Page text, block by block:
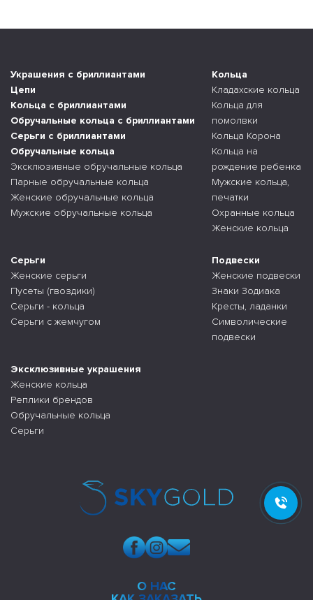
Украшения с бриллиантами
Цепи
Кольца с бриллиантами
Обручальные кольца с бриллиантами
Серьги с бриллиантами
Обручальные кольца
Эксклюзивные обручальные кольца
Парные обручальные кольца
Женские обручальные кольца
Мужские обручальные кольца
Кольца
Кладахские кольца
Кольца для
помолвки
Кольца Корона
Кольца на
рождение ребенка
Мужские кольца,
печатки
Охранные кольца
Женские кольца
Серьги
Женские серьги
Пусеты (гвоздики)
Серьги - кольца
Серьги с жемчугом
Подвески
Женские подвески
Знаки Зодиака
Кресты, ладанки
Символические
подвески
Эксклюзивные украшения
Женские кольца
Реплики брендов
Обручальные кольца
Серьги
О НАС